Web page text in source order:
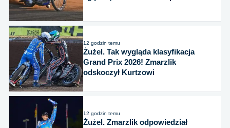
12 godzin temu
Żużel. Tak wygląda klasyfikacja
Grand Prix 2026! Zmarzlik
odskoczył Kurtzowi
12 godzin temu
Żużel. Zmarzlik odpowiedział